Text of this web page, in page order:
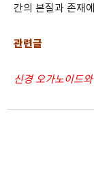
간의 본질과 존재
관련글
신경 오가노이드